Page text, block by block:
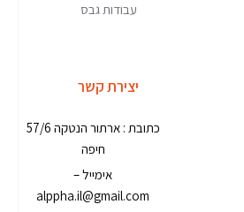
עבודות גבס
יצירת קשר
כתובת : ארתור הנטקה 57/6
חיפה
אימייל –
alppha.il@gmail.com